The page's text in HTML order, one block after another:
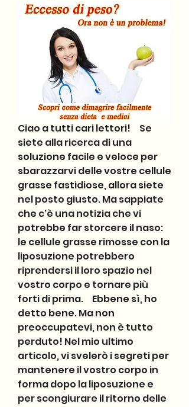
Ciao a tutti cari lettori!     Se
siete alla ricerca di una
soluzione facile e veloce per
sbarazzarvi delle vostre cellule
grasse fastidiose, allora siete
nel posto giusto. Ma sappiate
che c'è una notizia che vi
potrebbe far storcere il naso:
le cellule grasse rimosse con la
liposuzione potrebbero
riprendersi il loro spazio nel
vostro corpo e tornare più
forti di prima.     Ebbene sì, ho
detto bene. Ma non
preoccupatevi, non è tutto
perduto! Nel mio ultimo
articolo, vi svelerò i segreti per
mantenere il vostro corpo in
forma dopo la liposuzione e
per scongiurare il ritorno delle